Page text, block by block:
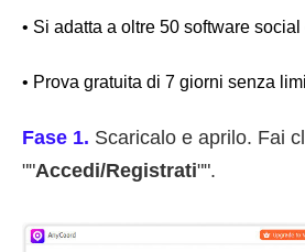
• Si adatta a oltre 50 software
• Prova gratuita di 7 giorni senza
Fase 1. Scaricalo e aprilo. Fai
""Accedi/Registrati"".